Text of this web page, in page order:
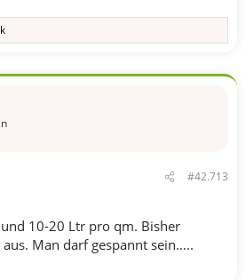
#42.713
10-20 Ltr pro qm. Bisher
aus. Man darf gespannt sein…..